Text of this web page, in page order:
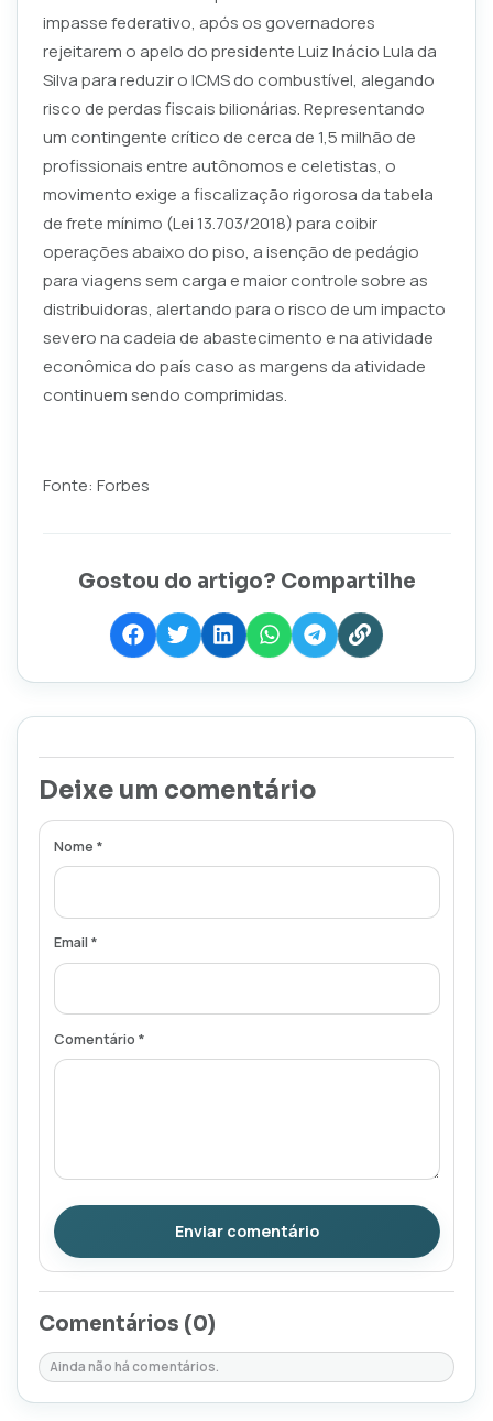
impasse federativo, após os governadores
rejeitarem o apelo do presidente Luiz Inácio Lula da
Silva para reduzir o ICMS do combustível, alegando
risco de perdas fiscais bilionárias. Representando
um contingente crítico de cerca de 1,5 milhão de
profissionais entre autônomos e celetistas, o
movimento exige a fiscalização rigorosa da tabela
de frete mínimo (Lei 13.703/2018) para coibir
operações abaixo do piso, a isenção de pedágio
para viagens sem carga e maior controle sobre as
distribuidoras, alertando para o risco de um impacto
severo na cadeia de abastecimento e na atividade
econômica do país caso as margens da atividade
continuem sendo comprimidas.
Fonte: Forbes
Gostou do artigo? Compartilhe
Deixe um comentário
Nome *
Email *
Comentário *
Enviar comentário
Comentários (0)
Ainda não há comentários.